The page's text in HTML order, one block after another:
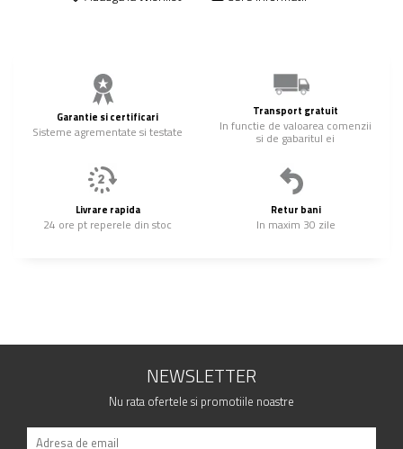
Garantie si certificari
Sisteme agrementate si testate
Transport gratuit
In functie de valoarea comenzii
si de gabaritul ei
Livrare rapida
24 ore pt reperele din stoc
Retur bani
In maxim 30 zile
NEWSLETTER
Nu rata ofertele si promotiile noastre